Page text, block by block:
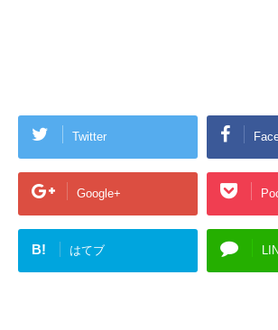
Twitter
Google+
B! はてブ